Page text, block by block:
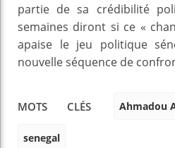
partie de sa crédibilité
semaines diront si ce «
apaise le jeu politique
nouvelle séquence de
MOTS CLÉS Ahmadou
senegal